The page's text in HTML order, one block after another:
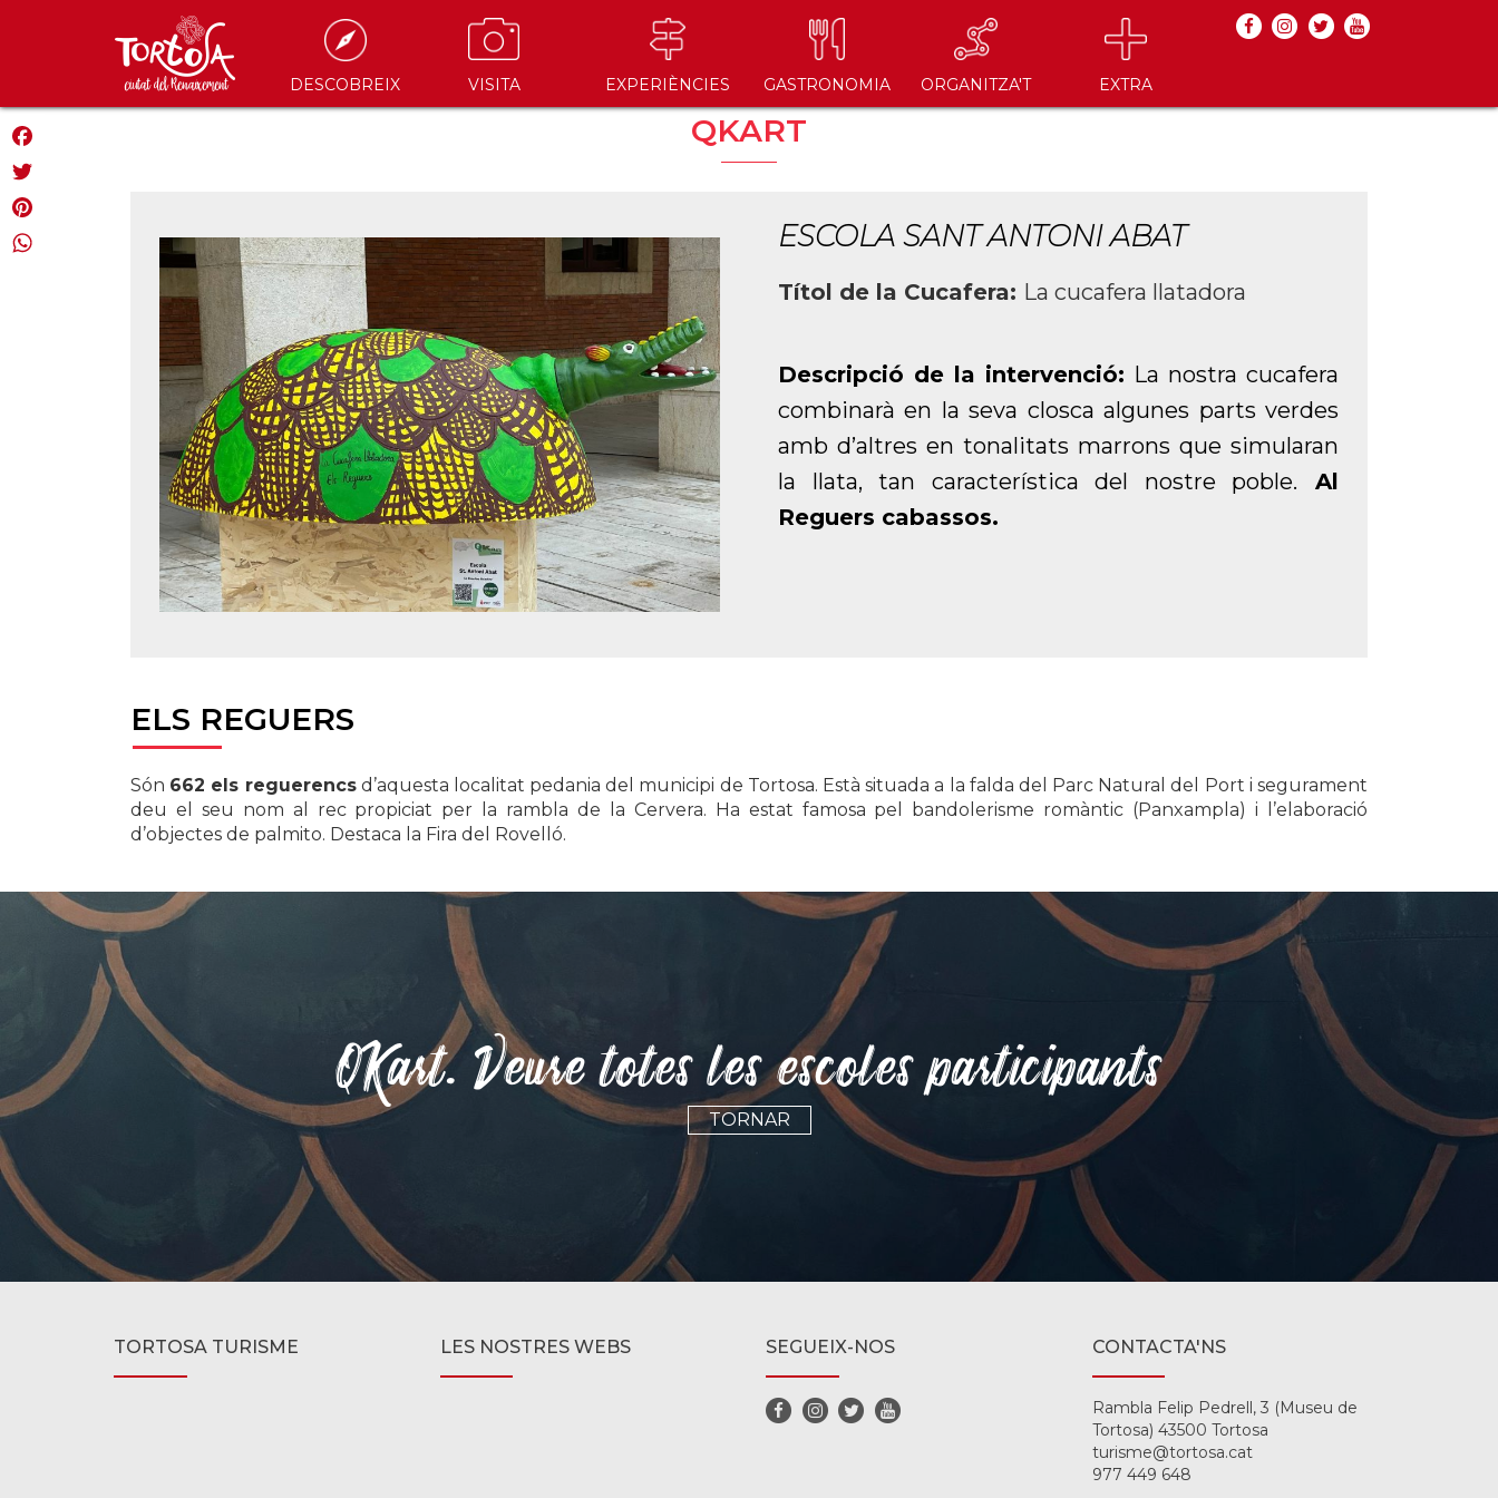
DESCOBREIX VISITA EXPERIÈNCIES GASTRONOMIA ORGANITZA'T EXTRA
QKART
ESCOLA SANT ANTONI ABAT
Títol de la Cucafera: La cucafera llatadora
Descripció de la intervenció: La nostra cucafera
combinarà en la seva closca algunes parts verdes
amb d’altres en tonalitats marrons que simularan
la llata, tan característica del nostre poble. Al
Reguers cabassos.
ELS REGUERS
Són 662 els reguerencsd’aquesta localitat pedania del municipi de Tortosa. Està situada a la falda del Parc Natural del Port i segurament
deu el seu nom al rec propiciat per la rambla de la Cervera. Ha estat famosa pel bandolerisme romàntic (Panxampla) i l’elaboració
d’objectes de palmito. Destaca la Fira del Rovelló.
QKart. Veure totes les escoles participants
TORNAR
TORTOSA TURISME LES NOSTRES WEBS SEGUEIX-NOS CONTACTA'NS
Rambla Felip Pedrell, 3 (Museu de
Tortosa) 43500 Tortosa
turisme@tortosa.cat
977 449 648
Facebook
Twitter
Pinterest